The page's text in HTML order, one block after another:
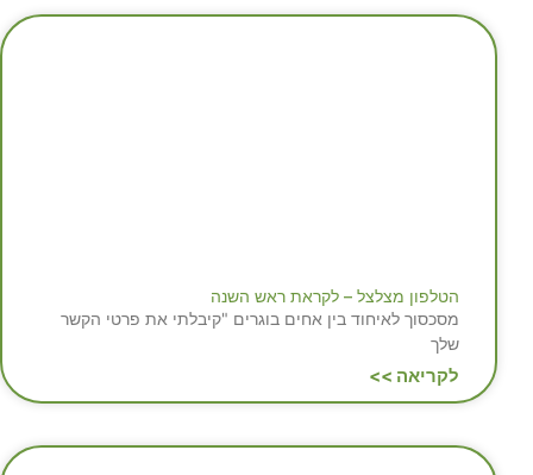
הטלפון מצלצל – לקראת ראש השנה
מסכסוך לאיחוד בין אחים בוגרים "קיבלתי את פרטי הקשר
שלך
לקריאה >>